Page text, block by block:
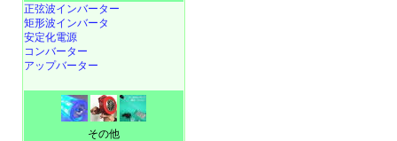
正弦波インバーター
矩形波インバータ
安定化電源
コンバーター
アップバーター
その他